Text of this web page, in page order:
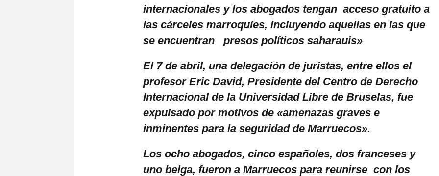
internacionales y los abogados tengan acceso gratuito a
las cárceles marroquíes, incluyendo aquellas en las que
se encuentran presos políticos saharauis»
El 7 de abril, una delegación de juristas, entre ellos el
profesor Eric David, Presidente del Centro de Derecho
Internacional de la Universidad Libre de Bruselas, fue
expulsado por motivos de «amenazas graves e
inminentes para la seguridad de Marruecos».
Los ocho abogados, cinco españoles, dos franceses y
uno belga, fueron a Marruecos para reunirse con los